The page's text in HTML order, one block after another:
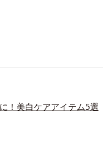
！美白ケアアイテム5選